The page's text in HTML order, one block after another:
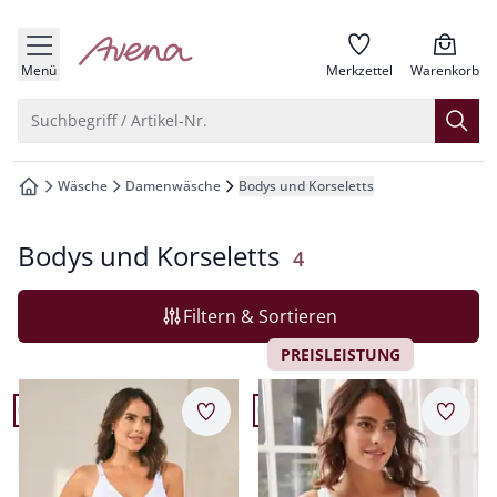
springen
springen
springen
springen
Menü zur Startseite Merkzettel Warenkorb
Suchbegriff / Artikel-Nr.
zur Startseite
Wäsche Damenwäsche Bodys und Korseletts
Bodys und Korseletts Ergebnisse
4
Filtern & Sortieren
Artikel 1 von 4.
BH-Hemd Stütz-Kreuz
4,0 (3)
Merkzettel
Artikel 2 von 4.
PREISLEISTUNG
BH-Hemd Formschön
4,0 (13)